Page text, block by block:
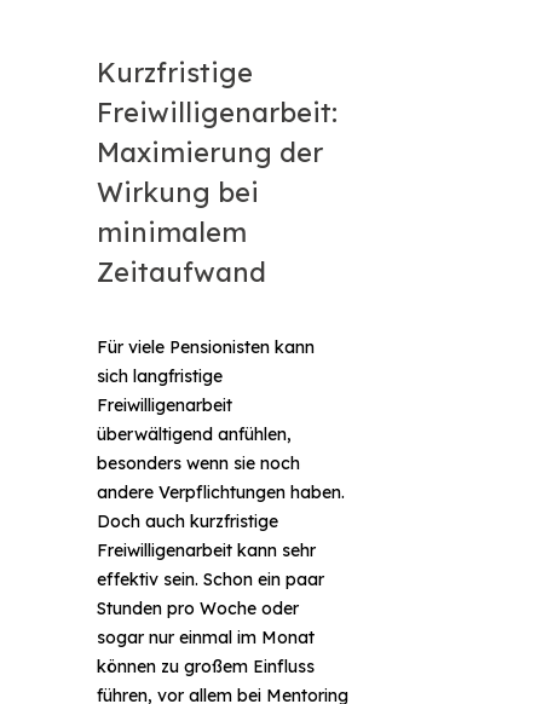
Kurzfristige
Freiwilligenarbeit:
Maximierung der
Wirkung bei
minimalem
Zeitaufwand
Für viele Pensionisten kann
sich langfristige
Freiwilligenarbeit
überwältigend anfühlen,
besonders wenn sie noch
andere Verpflichtungen haben.
Doch auch kurzfristige
Freiwilligenarbeit kann sehr
effektiv sein. Schon ein paar
Stunden pro Woche oder
sogar nur einmal im Monat
können zu großem Einfluss
führen, vor allem bei Mentoring